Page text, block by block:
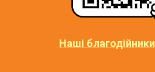
Наші благодійники